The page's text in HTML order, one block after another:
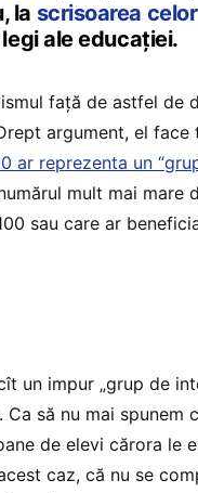
la scrisoarea
ale educației.
față de astfel de
argument, el
ar reprezenta un
mult mai mare
sau care ar
un impur „grup de
să nu mai spunem
de elevi cărora le
caz, că nu se